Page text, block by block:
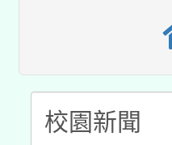
接種之
月28日
用水績
開 智慧
「
關事宜
轉知教
國立臺
函轉國